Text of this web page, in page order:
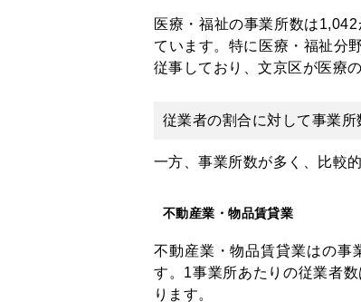
医療・福祉の事業所数は
ています。特に医療・福祉分
従事しており、文京区が医療
従業者の割合に対して事業所
一方、事業所数が多く、比較
不動産業・物品賃貸業
不動産業・物品賃貸業はの事
す。1事業所あたりの従業者
ります。